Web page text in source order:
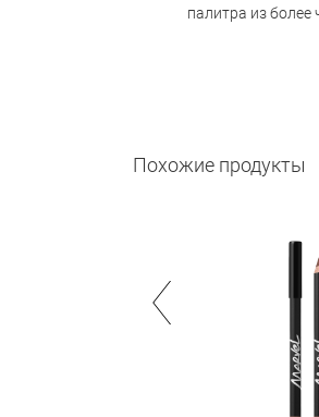
палитра из более
Похожие продукты